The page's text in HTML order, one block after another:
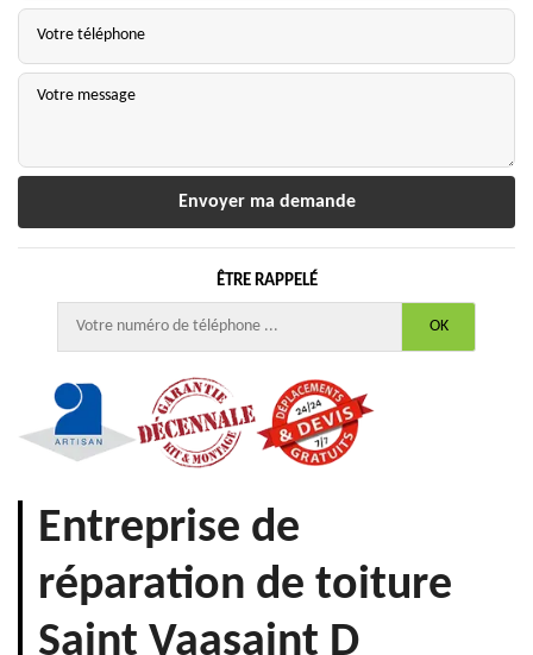
ÊTRE RAPPELÉ
Entreprise de
réparation de toiture
Saint Vaasaint D